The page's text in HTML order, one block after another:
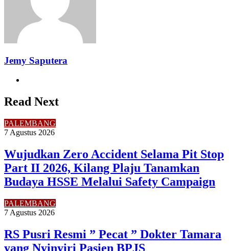
Jemy Saputera
Read Next
PALEMBANG
7 Agustus 2026
Wujudkan Zero Accident Selama Pit Stop
Part II 2026, Kilang Plaju Tanamkan
Budaya HSSE Melalui Safety Campaign
PALEMBANG
7 Agustus 2026
RS Pusri Resmi ” Pecat ” Dokter Tamara
yang Nyinyiri Pasien BPJS